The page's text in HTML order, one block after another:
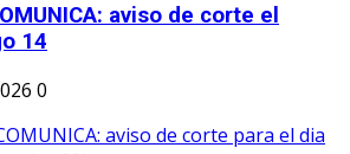
aviso de corte el
14
0